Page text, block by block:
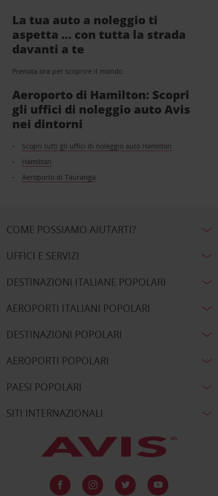
La tua auto a noleggio ti
aspetta … con tutta la strada
davanti a te
Prenota ora per scoprire il mondo.
Aeroporto di Hamilton: Scopri
gli uffici di noleggio auto Avis
nei dintorni
Scopri tutti gli uffici di noleggio auto Hamilton
Hamilton
Aeroporto di Tauranga
COME POSSIAMO AIUTARTI?
UFFICI E SERVIZI
DESTINAZIONI ITALIANE POPOLARI
AEROPORTI ITALIANI POPOLARI
DESTINAZIONI POPOLARI
AEROPORTI POPOLARI
PAESI POPOLARI
SITI INTERNAZIONALI